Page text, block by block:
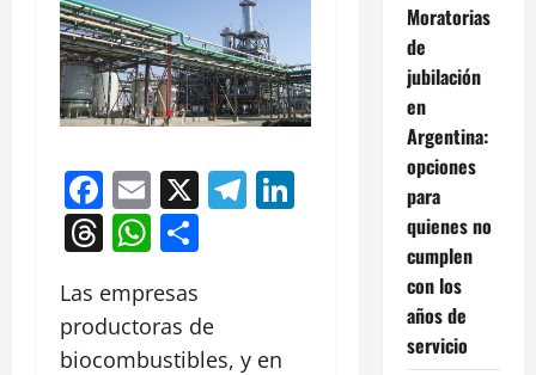
Facebook
Email
X Telegram
LinkedIn
Threads
WhatsApp
Las empresas
productoras de
biocombustibles, y en
Moratorias
de
jubilación
en
Argentina:
opciones
para
quienes no
cumplen
con los
años de
servicio